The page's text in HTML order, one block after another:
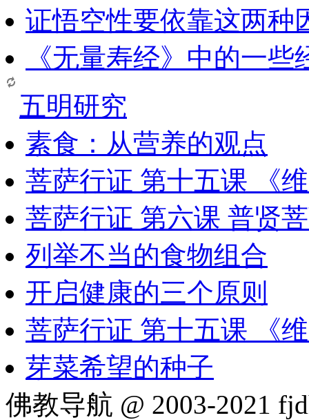
证悟空性要依靠这两种
《无量寿经》中的一些
五明研究
素食：从营养的观点
菩萨行证 第十五课 《
菩萨行证 第六课 普贤
列举不当的食物组合
开启健康的三个原则
菩萨行证 第十五课 《
芽菜希望的种子
佛教导航 @ 2003-2021